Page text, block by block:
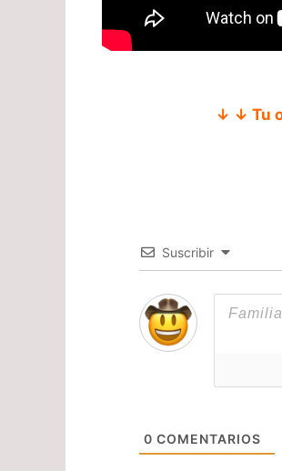
↓ ↓ Tu
Suscribir
0 COMENTARIOS